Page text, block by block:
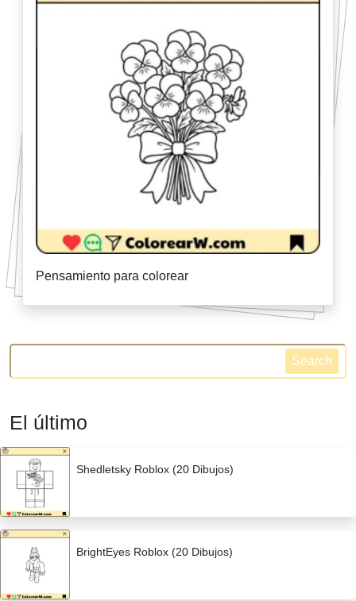
Pensamiento para colorear
Search
El último
Shedletsky Roblox (20 Dibujos)
BrightEyes Roblox (20 Dibujos)